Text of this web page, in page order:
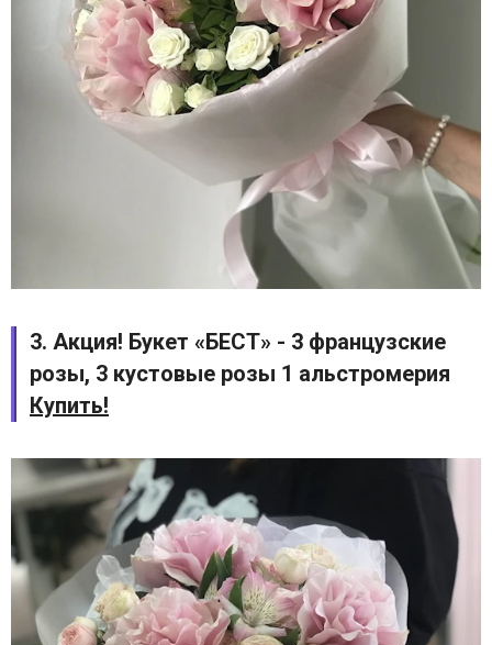
3. Акция! Букет «БЕСТ» - 3 французские
розы, 3 кустовые розы 1 альстромерия
Купить!